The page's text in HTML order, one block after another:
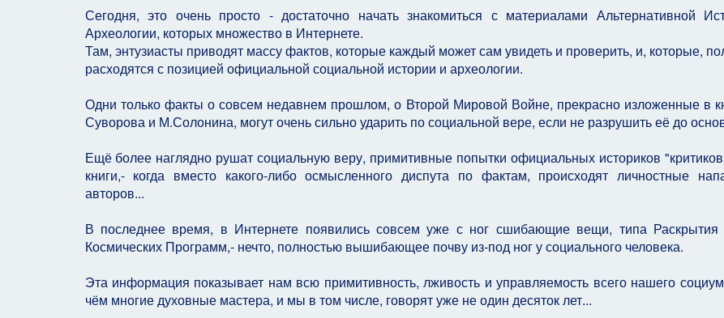
Сегодня, это очень просто - достаточно начать знакомиться с материалами Альтернативной
Археологии, которых множество в Интернете.
Там, энтузиасты приводят массу фактов, которые каждый может сам увидеть и проверить, и, которые,
расходятся с позицией официальной социальной истории и археологии.
Одни только факты о совсем недавнем прошлом, о Второй Мировой Войне, прекрасно изложенные в
Суворова и М.Солонина, могут очень сильно ударить по социальной вере, если не разрушить её до
Ещё более наглядно рушат социальную веру, примитивные попытки официальных историков
книги,- когда вместо какого-либо осмысленного диспута по фактам, происходят личностные
авторов...
В последнее время, в Интернете появились совсем уже с ног сшибающие вещи, типа Раскрытия
Космических Программ,- нечто, полностью вышибающее почву из-под ног у социального человека.
Эта информация показывает нам всю примитивность, лживость и управляемость всего нашего
чём многие духовные мастера, и мы в том числе, говорят уже не один десяток лет...